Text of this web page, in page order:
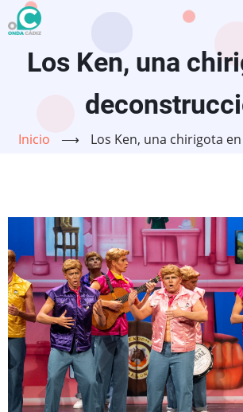
Pasar
al
contenido
principal
Los Ken, una
Inicio ⟶ Los Ken, una chirigota